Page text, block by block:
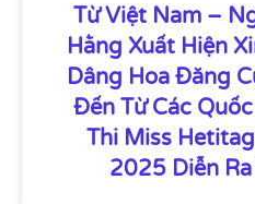
Từ Việt Nam –
Hằng Xuất Hiện
Dâng Hoa Đăng
Đến Từ Các
Thi Miss
2025 Diễn